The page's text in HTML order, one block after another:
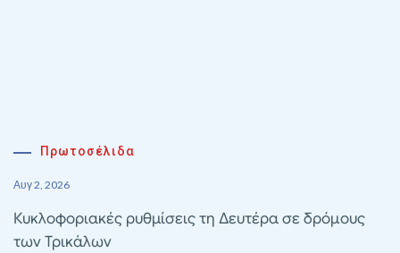
Πρωτοσέλιδα
Αυγ 2, 2026
Κυκλοφοριακές ρυθμίσεις τη Δευτέρα σε δρόμους
των Τρικάλων